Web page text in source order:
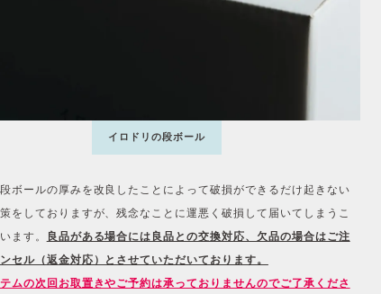
イロドリの段ボール
ボールの厚みを改良したことによって破損ができるだけ起きない
をしておりますが、残念なことに運悪く破損して届いてしまうこ
ます。 良品がある場合には良品との交換対応、欠品の場合はご注
セル（返金対応）とさせていただいております。
ムの次回お取置きやご予約は承っておりませんのでご了承くださ